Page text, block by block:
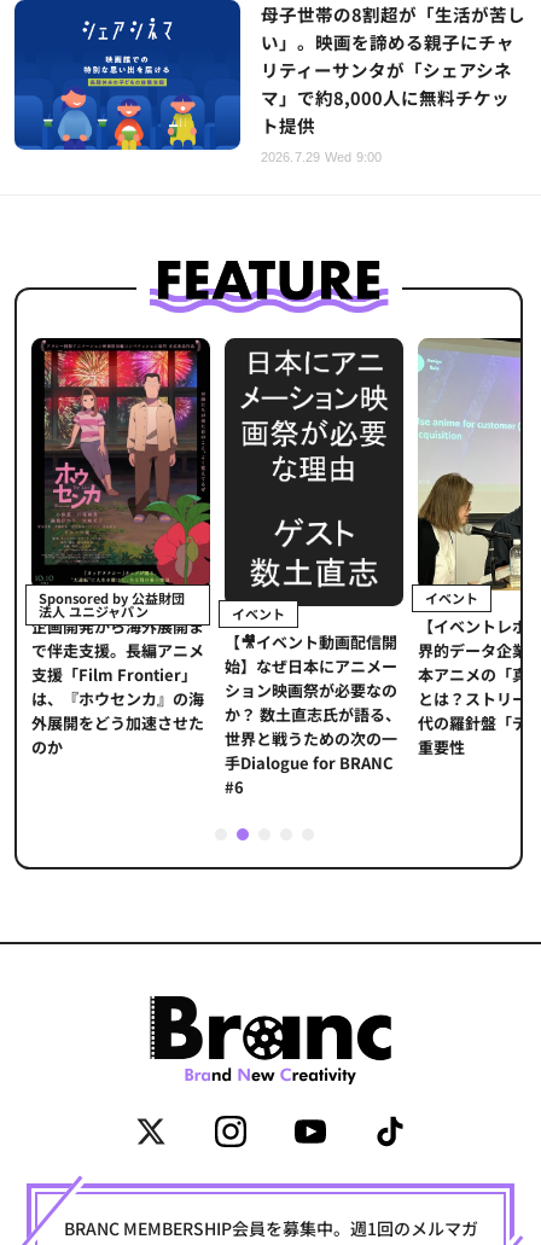
母子世帯の8割超が「生活が苦し
い」。映画を諦める親子にチャ
リティーサンタが「シェアシネ
マ」で約8,000人に無料チケッ
ト提供
2026.7.29 Wed 9:00
Sponsored by 公益財団
法人 ユニジャパン
企画開発から海外展開ま
で伴走支援。長編アニメ
支援「Film Frontier」
は、『ホウセンカ』の海
外展開をどう加速させた
のか
イベント
【🎥イベント動画配信開
始】なぜ日本にアニメー
ション映画祭が必要なの
か？ 数土直志氏が語る、
世界と戦うための次の一
手Dialogue for BRANC
#6
イベント
【イベントレポ
界的データ企業
本アニメの「真
とは？ストリー
代の羅針盤「デ
重要性
2
BRANC MEMBERSHIP会員を募集中。週1回のメルマガ